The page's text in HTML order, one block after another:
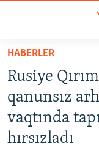
Esas
qaytmaq
Baş
navigatsiyağa
qaytmaq
Qıdıruvğa
SİYASET
İQTİSADİYAT
CEMİYET
HABERLER
Rusiye
qanunsız
vaqtında
hırsızladı